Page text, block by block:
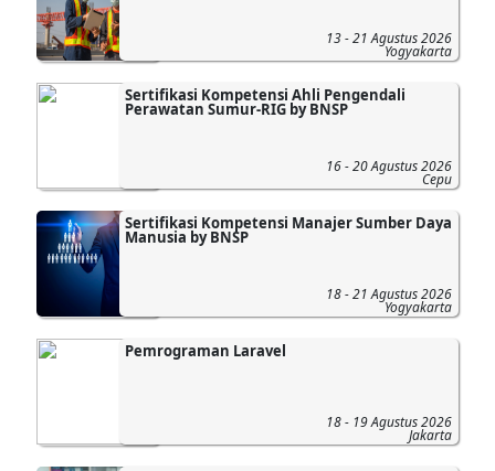
13 - 21 Agustus 2026
Yogyakarta
Sertifikasi Kompetensi Ahli Pengendali
Perawatan Sumur-RIG by BNSP
16 - 20 Agustus 2026
Cepu
Sertifikasi Kompetensi Manajer Sumber Daya
Manusia by BNSP
18 - 21 Agustus 2026
Yogyakarta
Pemrograman Laravel
18 - 19 Agustus 2026
Jakarta